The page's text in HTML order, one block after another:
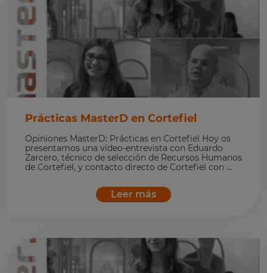
Prácticas MasterD en Cortefiel
Opiniones MasterD: Prácticas en Cortefiel Hoy os
presentamos una vídeo-entrevista con Eduardo
Zarcero, técnico de selección de Recursos Humanos
de Cortefiel, y contacto directo de Cortefiel con ...
Leer más